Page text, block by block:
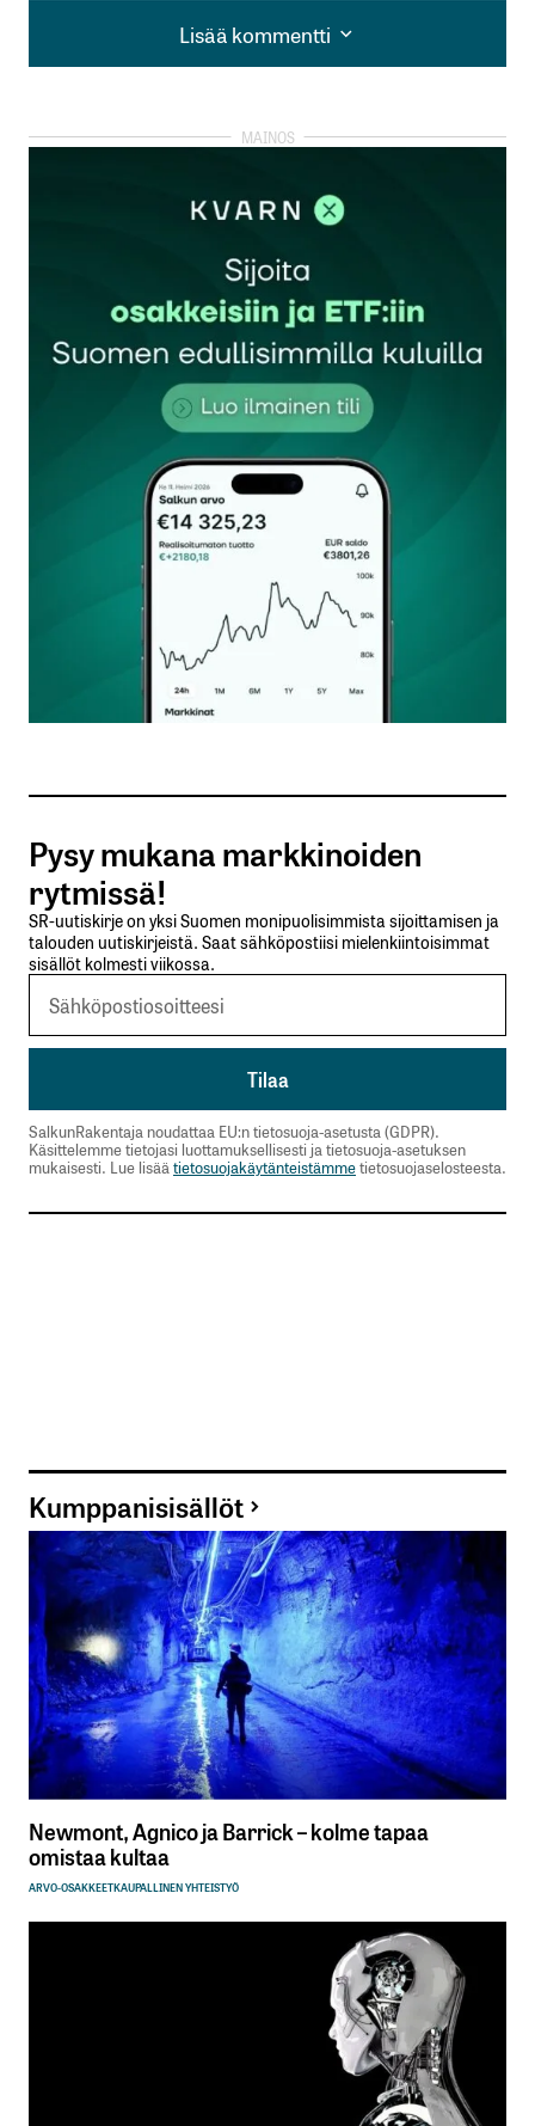
Lisää kommentti
Lisää kommentti
kirjautua
rekisteröityä
Sähköpostiosoitettasi ei julkaista.Pakolliset
kentät on merkitty*
Kommentti*
Nimesi tai nimimerkkisi
Sähköpostiosoitteesi
Tilaa SalkunRakentajan uutiskirje
Lähetä kommentti
Pysy mukana markkinoiden
rytmissä!
SR-uutiskirje on yksi Suomen monipuolisimmista sijoittamisen ja
talouden uutiskirjeistä. Saat sähköpostiisi mielenkiintoisimmat
sisällöt kolmesti viikossa.
SalkunRakentaja noudattaa EU:n tietosuoja-asetusta (GDPR).
Käsittelemme tietojasi luottamuksellisesti ja tietosuoja-asetuksen
mukaisesti. Lue lisää tietosuojakäytänteistämmetietosuojaselosteesta.
Kumppanisisällöt
Newmont, Agnico ja Barrick – kolme tapaa
omistaa kultaa
ARVO-OSAKKEETKAUPALLINEN YHTEISTYÖ